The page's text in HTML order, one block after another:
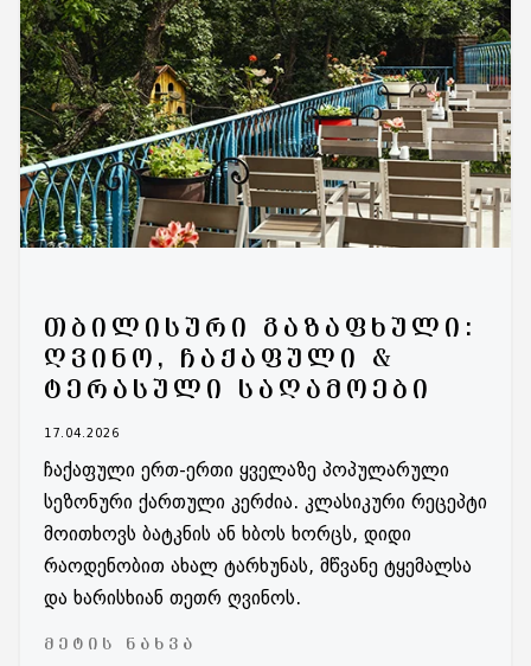
ᲗᲑᲘᲚᲘᲡᲣᲠᲘ ᲒᲐᲖᲐᲤᲮᲣᲚᲘ:
ᲦᲕᲘᲜᲝ, ᲩᲐᲥᲐᲤᲣᲚᲘ &
ᲢᲔᲠᲐᲡᲣᲚᲘ ᲡᲐᲦᲐᲛᲝᲔᲑᲘ
17.04.2026
ჩაქაფული ერთ-ერთი ყველაზე პოპულარული
სეზონური ქართული კერძია. კლასიკური რეცეპტი
მოითხოვს ბატკნის ან ხბოს ხორცს, დიდი
რაოდენობით ახალ ტარხუნას, მწვანე ტყემალსა
და ხარისხიან თეთრ ღვინოს.
ᲛᲔᲢᲘᲡ ᲜᲐᲮᲕᲐ